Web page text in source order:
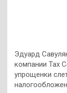
Эдуард
компании Tax
упрощенки